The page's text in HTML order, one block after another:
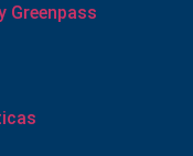
Greenpass